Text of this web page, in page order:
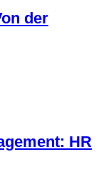
der
HR